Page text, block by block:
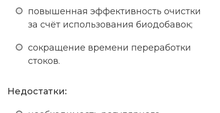
повышенная эффективность очистки
за счёт использования биодобавок;
сокращение времени переработки
стоков.
Недостатки: